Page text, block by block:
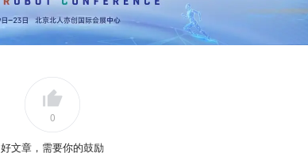
0
好文章，需要你的鼓励